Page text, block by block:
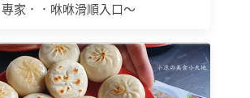
專家．．咻咻滑順入口～